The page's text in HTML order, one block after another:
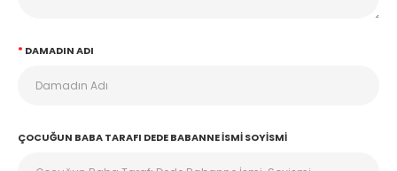
DAMADIN ADI
ÇOCUĞUN BABA TARAFI DEDE BABANNE İSMI SOYISMI